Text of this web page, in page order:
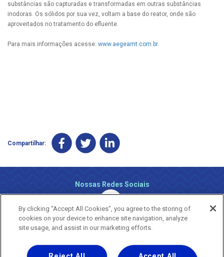
substâncias são capturadas e transformadas em outras substâncias
inodoras. Os sólidos por sua vez, voltam a base do reator, onde são
aproveitados no tratamento do efluente.
Para mais informações acesse: www.aegeamt.com.br.
Compartilhar:
Nossas Redes Sociais
By clicking “Accept All Cookies”, you agree to the storing of
cookies on your device to enhance site navigation, analyze
site usage, and assist in our marketing efforts.